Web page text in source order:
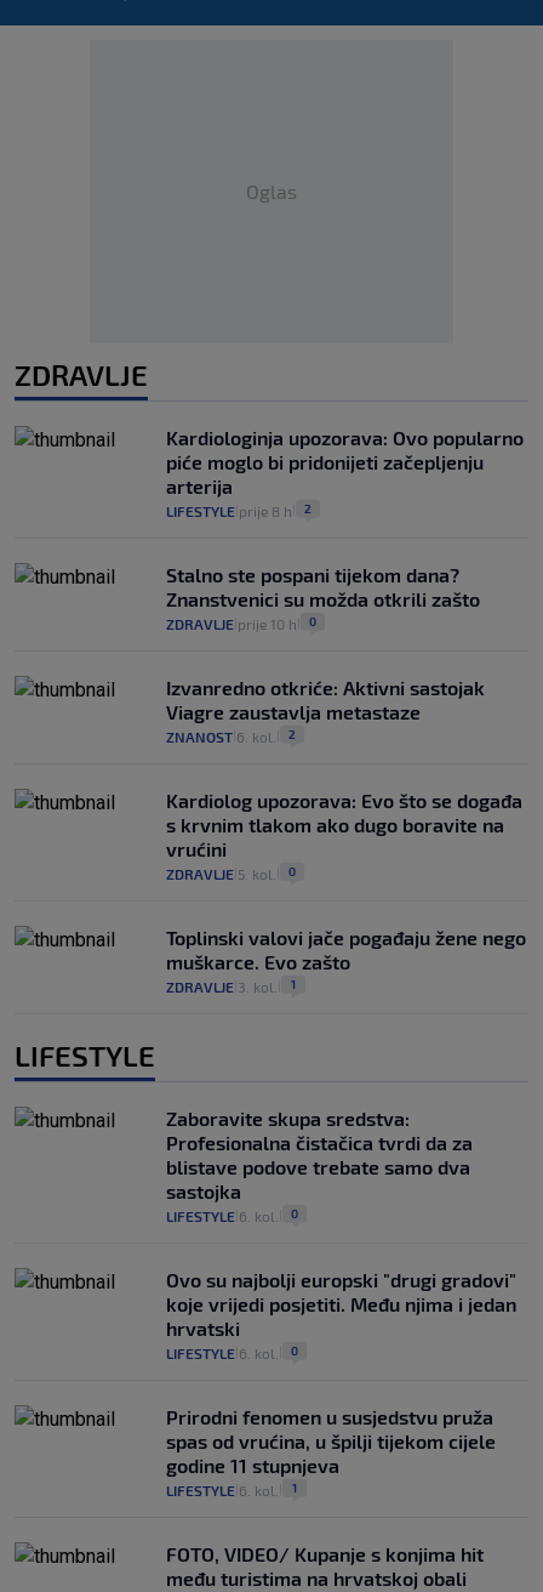
Oglas
ZDRAVLJE
Kardiologinja upozorava: Ovo popularno
piće moglo bi pridonijeti začepljenju
arterija
LIFESTYLE prije 8 h 2
Stalno ste pospani tijekom dana?
Znanstvenici su možda otkrili zašto
ZDRAVLJE prije 10 h 0
Izvanredno otkriće: Aktivni sastojak
Viagre zaustavlja metastaze
ZNANOST 6. kol. 2
Kardiolog upozorava: Evo što se događa
s krvnim tlakom ako dugo boravite na
vrućini
ZDRAVLJE 5. kol. 0
Toplinski valovi jače pogađaju žene nego
muškarce. Evo zašto
ZDRAVLJE 3. kol. 1
LIFESTYLE
Zaboravite skupa sredstva:
Profesionalna čistačica tvrdi da za
blistave podove trebate samo dva
sastojka
LIFESTYLE 6. kol. 0
Ovo su najbolji europski "drugi gradovi"
koje vrijedi posjetiti. Među njima i jedan
hrvatski
LIFESTYLE 6. kol. 0
Prirodni fenomen u susjedstvu pruža
spas od vrućina, u špilji tijekom cijele
godine 11 stupnjeva
LIFESTYLE 6. kol. 1
FOTO, VIDEO/ Kupanje s konjima hit
među turistima na hrvatskoj obali